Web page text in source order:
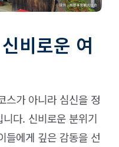
비로운 여
스가 아니라 심신을 정
다. 신비로운 분위기
들에게 깊은 감동을 선